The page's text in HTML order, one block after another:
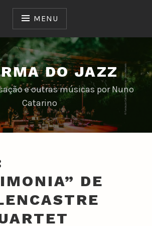
MENU
DO JAZZ
e outras músicas por Nuno
Catarino
DE